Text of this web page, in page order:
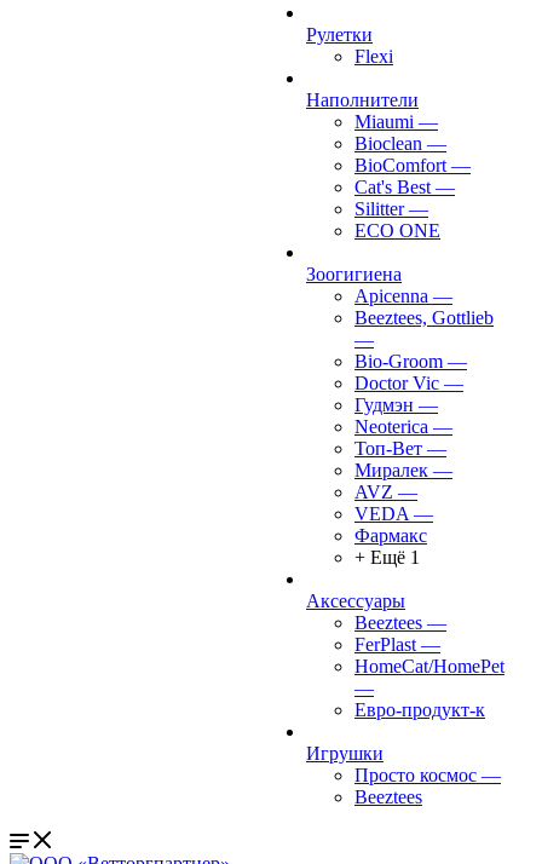
Рулетки
Flexi
Наполнители
Miaumi —
Bioclean —
BioComfort —
Cat's Best —
Silitter —
ECO ONE
Зоогигиена
Apicenna —
Beeztees, Gottlieb
—
Bio-Groom —
Doctor Vic —
Гудмэн —
Neoterica —
Топ-Вет —
Миралек —
AVZ —
VEDA —
Фармакс
+ Ещё 1
Аксессуары
Beeztees —
FerPlast —
HomeCat/HomePet
—
Евро-продукт-к
Игрушки
Просто космос —
Beeztees